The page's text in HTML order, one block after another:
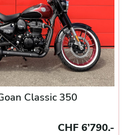
Classic 350
CHF 6’790.-